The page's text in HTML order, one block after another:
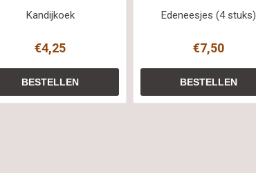
Kandijkoek
€4,25
Edeneesjes (4 stuks)
€7,50